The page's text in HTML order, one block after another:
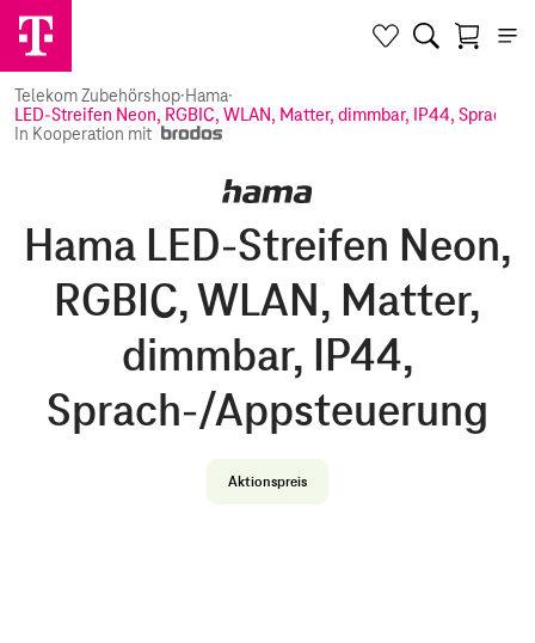
Telekom Zubehörshop·Hama·
LED-Streifen Neon, RGBIC, WLAN, Matter, dimmbar, IP44,
In Kooperation mit
Hama LED-Streifen Neon,
RGBIC, WLAN, Matter,
dimmbar, IP44,
Sprach-/Appsteuerung
Aktionspreis